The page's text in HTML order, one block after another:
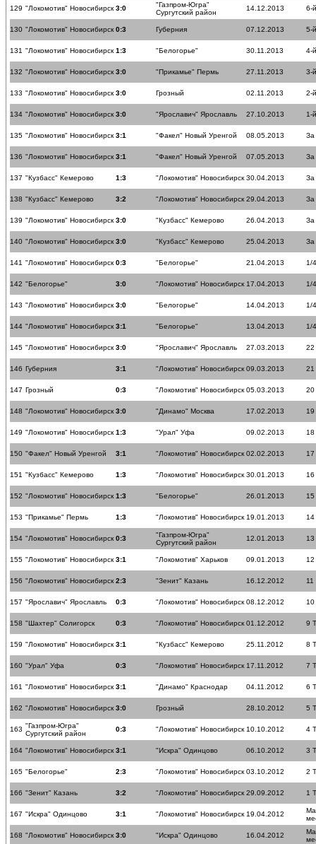
129 "Локомотив" Новосибирск 3:0
"Газпром-Югра"
Сургутский район
14.12.2013 6-
130 "Локомотив" Новосибирск 0:3 Губерния 07.12.2013 5-
131 "Локомотив" Новосибирск 1:3 "Белогорье" 30.11.2013 4-
132 "Локомотив" Новосибирск 3:0 "Прикамье" Пермь 27.11.2013 3-
133 "Локомотив" Новосибирск 3:0 Грозный 02.11.2013 2-
134 "Локомотив" Новосибирск 3:0 "Ярославич" Ярославль 27.10.2013 1-
135 "Локомотив" Новосибирск 3:1 "Факел" Новый Уренгой 08.05.2013 За
136 "Локомотив" Новосибирск 3:1 "Факел" Новый Уренгой 07.05.2013 За
137 "Кузбасс" Кемерово 1:3 "Локомотив" Новосибирск 30.04.2013 За
138 "Кузбасс" Кемерово 3:2 "Локомотив" Новосибирск 29.04.2013 За
139 "Локомотив" Новосибирск 3:0 "Кузбасс" Кемерово 26.04.2013 За
140 "Локомотив" Новосибирск 3:0 "Кузбасс" Кемерово 25.04.2013 За
141 "Локомотив" Новосибирск 0:3 "Белогорье" 21.04.2013 1/
142 "Белогорье" 3:0 "Локомотив" Новосибирск 17.04.2013 1/
143 "Локомотив" Новосибирск 3:0 "Белогорье" 14.04.2013 1/
144 "Локомотив" Новосибирск 3:1 "Белогорье" 13.04.2013 1/
145 "Локомотив" Новосибирск 3:0 "Ярославич" Ярославль 27.03.2013 22
146 Губерния 3:1 "Локомотив" Новосибирск 09.03.2013 21
147 Грозный 0:3 "Локомотив" Новосибирск 05.03.2013 20
148 "Локомотив" Новосибирск 3:0 "Динамо" Москва 17.02.2013 19
149 "Локомотив" Новосибирск 1:3 "Урал" Уфа 09.02.2013 18
150 "Факел" Новый Уренгой 3:1 "Локомотив" Новосибирск 02.02.2013 17
151 "Кузбасс" Кемерово 1:3 "Локомотив" Новосибирск 30.01.2013 16
152 "Локомотив" Новосибирск 1:3 "Белогорье" 26.01.2013 15
153 "Прикамье" Пермь 1:3 "Локомотив" Новосибирск 19.01.2013 14
154 "Локомотив" Новосибирск 0:3
"Газпром-Югра"
Сургутский район
12.01.2013 13
155 "Локомотив" Новосибирск 3:1 "Локомотив" Харьков 09.01.2013 12
156 "Локомотив" Новосибирск 2:3 "Зенит" Казань 16.12.2012 11
157 "Ярославич" Ярославль 0:3 "Локомотив" Новосибирск 08.12.2012 10
158 "Шахтер" Солигорск 0:3 "Локомотив" Новосибирск 01.12.2012 9
159 "Локомотив" Новосибирск 3:1 "Кузбасс" Кемерово 25.11.2012 8
160 "Урал" Уфа 0:3 "Локомотив" Новосибирск 17.11.2012 7
161 "Локомотив" Новосибирск 3:1 "Динамо" Краснодар 04.11.2012 6
162 "Локомотив" Новосибирск 3:0 Грозный 28.10.2012 5
163 "Газпром-Югра"
Сургутский район
0:3 "Локомотив" Новосибирск 10.10.2012 4
164 "Локомотив" Новосибирск 3:1 "Искра" Одинцово 06.10.2012 3
165 "Белогорье" 2:3 "Локомотив" Новосибирск 03.10.2012 2
166 "Зенит" Казань 3:2 "Локомотив" Новосибирск 29.09.2012 1
167 "Искра" Одинцово 3:1 "Локомотив" Новосибирск 19.04.2012
168 "Локомотив" Новосибирск 3:0 "Искра" Одинцово 16.04.2012